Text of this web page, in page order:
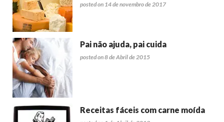
posted on 14 de novembro de 2017
Pai não ajuda, pai cuida
posted on 8 de Abril de 2015
Receitas fáceis com carne moída